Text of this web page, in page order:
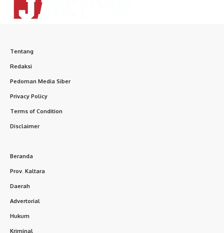
Tentang
Redaksi
Pedoman Media Siber
Privacy Policy
Terms of Condition
Disclaimer
Beranda
Prov. Kaltara
Daerah
Advertorial
Hukum
Kriminal